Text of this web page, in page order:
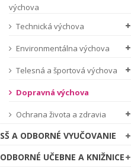
výchova
Technická výchova
Environmentálna výchova
Telesná a športová výchova
Dopravná výchova
Ochrana života a zdravia
SŠ A ODBORNÉ VYUČOVANIE
ODBORNÉ UČEBNE A KNIŽNICE